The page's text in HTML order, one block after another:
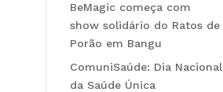
BeMagic começa com
show solidário do Ratos de
Porão em Bangu
ComuniSaúde: Dia Nacional
da Saúde Única